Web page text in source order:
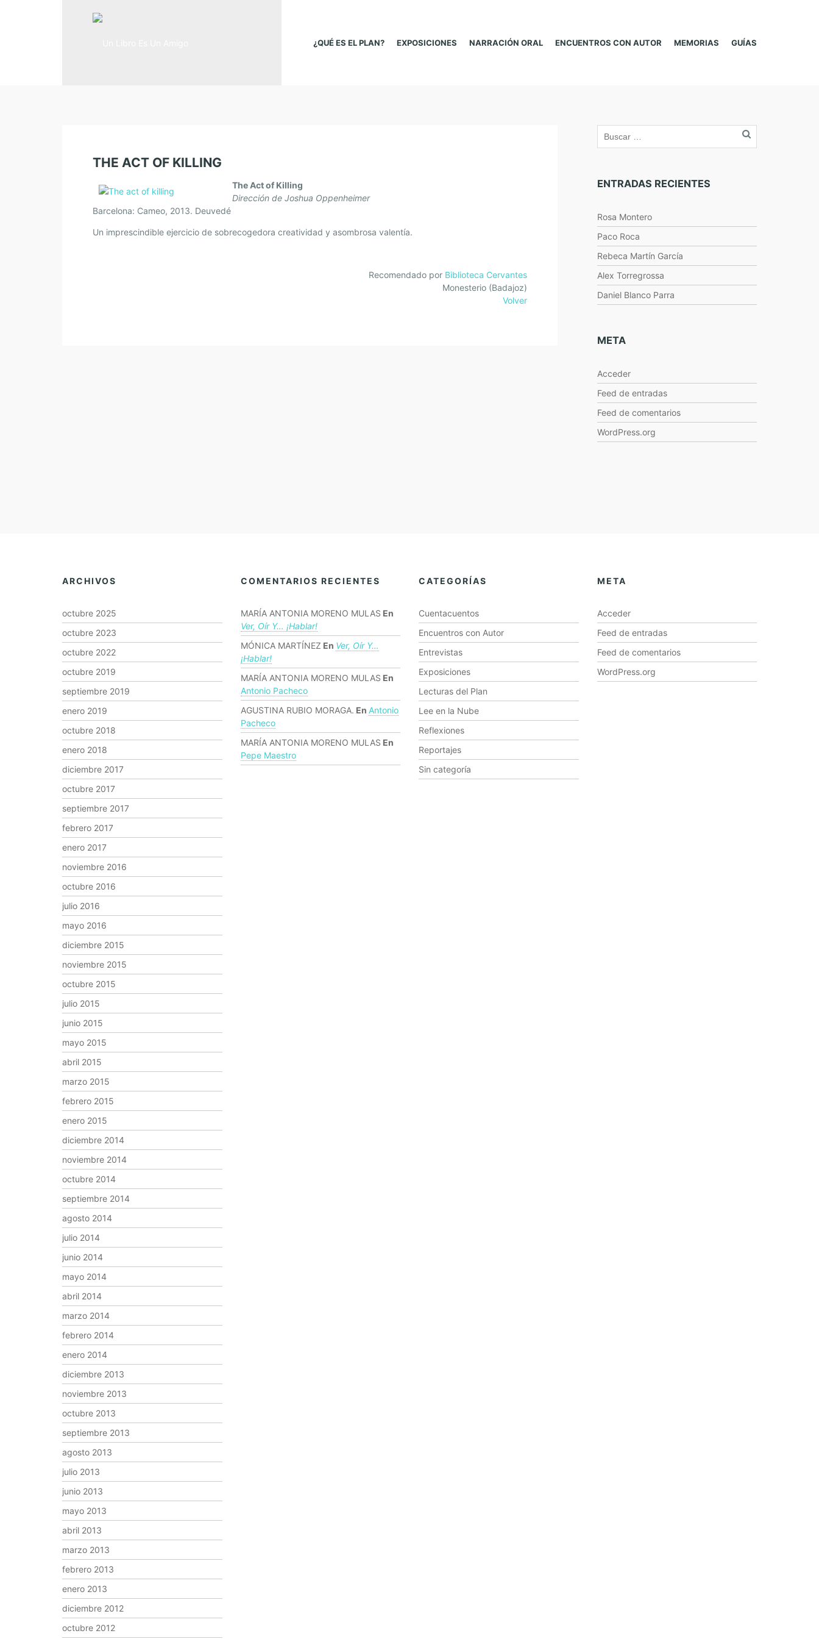
¿QUÉ ES EL PLAN? EXPOSICIONES NARRACIÓN ORAL ENCUENTROS CON AUTOR MEMORIAS GUÍAS
THE ACT OF KILLING
The Act of Killing
Dirección de Joshua Oppenheimer
Barcelona: Cameo, 2013. Deuvedé
Un imprescindible ejercicio de sobrecogedora creatividad y asombrosa valentía.
Recomendado por Biblioteca Cervantes
Monesterio (Badajoz)
Volver
ENTRADAS RECIENTES
Rosa Montero
Paco Roca
Rebeca Martín García
Alex Torregrossa
Daniel Blanco Parra
META
Acceder
Feed de entradas
Feed de comentarios
WordPress.org
ARCHIVOS
octubre 2025
octubre 2023
octubre 2022
octubre 2019
septiembre 2019
enero 2019
octubre 2018
enero 2018
diciembre 2017
octubre 2017
septiembre 2017
febrero 2017
enero 2017
noviembre 2016
octubre 2016
julio 2016
mayo 2016
diciembre 2015
noviembre 2015
octubre 2015
julio 2015
junio 2015
mayo 2015
abril 2015
marzo 2015
febrero 2015
enero 2015
diciembre 2014
noviembre 2014
octubre 2014
septiembre 2014
agosto 2014
julio 2014
junio 2014
mayo 2014
abril 2014
marzo 2014
febrero 2014
enero 2014
diciembre 2013
noviembre 2013
octubre 2013
septiembre 2013
agosto 2013
julio 2013
junio 2013
mayo 2013
abril 2013
marzo 2013
febrero 2013
enero 2013
diciembre 2012
octubre 2012
COMENTARIOS RECIENTES
MARÍA ANTONIA MORENO MULAS En
Ver, Oír Y… ¡hablar!
MÓNICA MARTÍNEZ En Ver, Oír Y…
¡hablar!
MARÍA ANTONIA MORENO MULAS En
Antonio Pacheco
AGUSTINA RUBIO MORAGA. En Antonio
Pacheco
MARÍA ANTONIA MORENO MULAS En
Pepe Maestro
CATEGORÍAS
Cuentacuentos
Encuentros con Autor
Entrevistas
Exposiciones
Lecturas del Plan
Lee en la Nube
Reflexiones
Reportajes
Sin categoría
META
Acceder
Feed de entradas
Feed de comentarios
WordPress.org